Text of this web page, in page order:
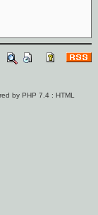
by PHP 7.4 : HTML